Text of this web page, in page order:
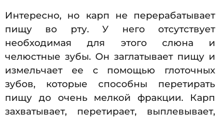
Интересно, но карп не перерабатывает
пищу во рту. У него отсутствует
необходимая для этого слюна и
челюстные зубы. Он заглатывает пищу и
измельчает ее с помощью глоточных
зубов, которые способны перетирать
пищу до очень мелкой фракции. Карп
захватывает, перетирает, выплевывает,